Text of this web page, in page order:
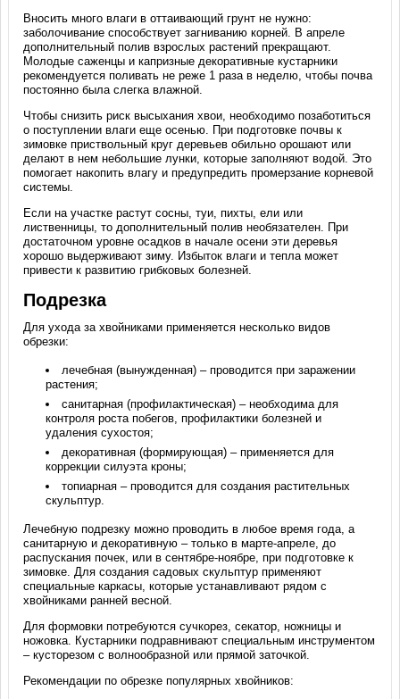
Вносить много влаги в оттаивающий грунт не нужно:
заболочивание способствует загниванию корней. В апреле
дополнительный полив взрослых растений прекращают.
Молодые саженцы и капризные декоративные кустарники
рекомендуется поливать не реже 1 раза в неделю, чтобы почва
постоянно была слегка влажной.
Чтобы снизить риск высыхания хвои, необходимо позаботиться
о поступлении влаги еще осенью. При подготовке почвы к
зимовке приствольный круг деревьев обильно орошают или
делают в нем небольшие лунки, которые заполняют водой. Это
помогает накопить влагу и предупредить промерзание корневой
системы.
Если на участке растут сосны, туи, пихты, ели или
лиственницы, то дополнительный полив необязателен. При
достаточном уровне осадков в начале осени эти деревья
хорошо выдерживают зиму. Избыток влаги и тепла может
привести к развитию грибковых болезней.
Подрезка
Для ухода за хвойниками применяется несколько видов
обрезки:
лечебная (вынужденная) – проводится при заражении
растения;
санитарная (профилактическая) – необходима для
контроля роста побегов, профилактики болезней и
удаления сухостоя;
декоративная (формирующая) – применяется для
коррекции силуэта кроны;
топиарная – проводится для создания растительных
скульптур.
Лечебную подрезку можно проводить в любое время года, а
санитарную и декоративную – только в марте-апреле, до
распускания почек, или в сентябре-ноябре, при подготовке к
зимовке. Для создания садовых скульптур применяют
специальные каркасы, которые устанавливают рядом с
хвойниками ранней весной.
Для формовки потребуются сучкорез, секатор, ножницы и
ножовка. Кустарники подравнивают специальным инструментом
– кусторезом с волнообразной или прямой заточкой.
Рекомендации по обрезке популярных хвойников: